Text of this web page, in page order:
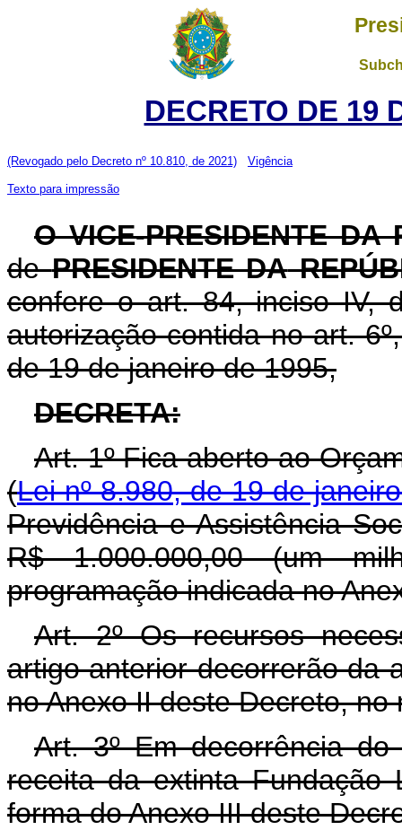
DECRETO DE 19
(Revogado pelo Decreto nº 10.810, de 2021) Vigência
Texto para impressão
O VICE-PRESIDENTE DA
dePRESIDENTE DA
confere o art. 84, inciso IV,
autorização contida no art.
de 19 de janeiro de 1995,
DECRETA:
Art. 1º Fica aberto ao
(Lei nº 8.980, de 19 de
Previdência e Assistência
R$ 1.000.000,00 (um
programação indicada no
Art. 2º Os recursos
artigo anterior decorrerão da
no Anexo II deste Decreto,
Art. 3º Em decorrência
receita da extinta Fundação
forma do Anexo III deste